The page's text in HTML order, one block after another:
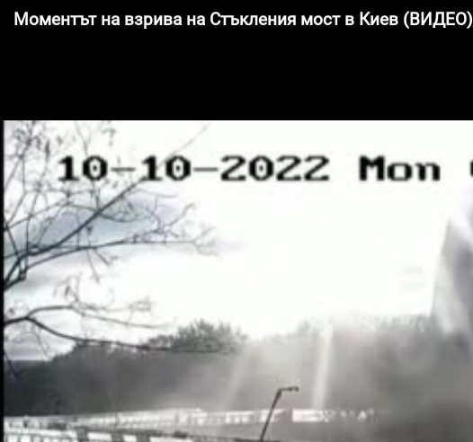
Моментът на взрива на Стъкления мост в Киев (ВИДЕО)